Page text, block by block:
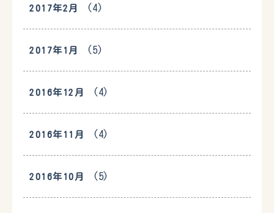
2017年2月 (4)
2017年1月 (5)
2016年12月 (4)
2016年11月 (4)
2016年10月 (5)